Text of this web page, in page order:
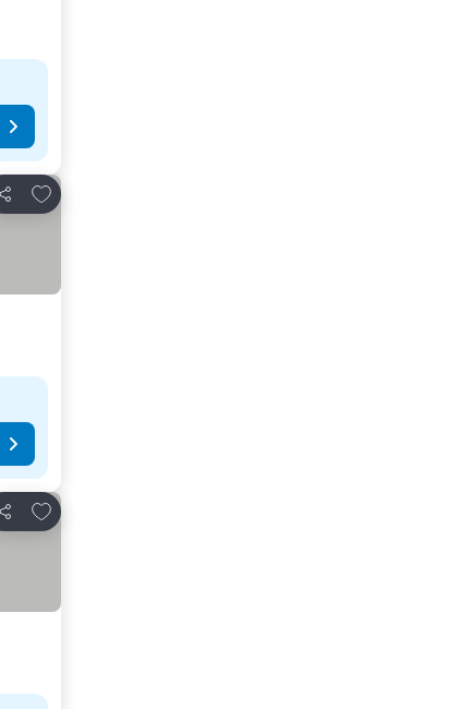
Teilen
Zu Favoriten hinzufügen
Teilen
Zu Favoriten hinzufügen